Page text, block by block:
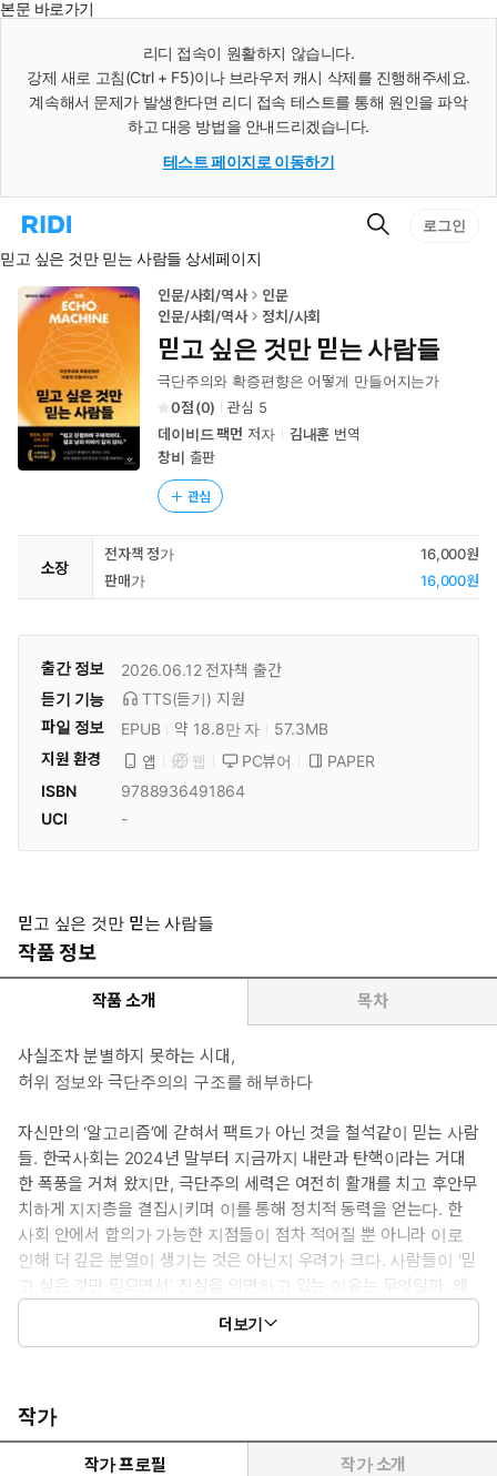
본문 바로가기
리디 접속이 원활하지 않습니다.
강제 새로 고침(Ctrl + F5)이나 브라우저 캐시 삭제를 진행해주세요.
계속해서 문제가 발생한다면 리디 접속 테스트를 통해 원인을 파악
하고 대응 방법을 안내드리겠습니다.
테스트 페이지로 이동하기
리
홈
로
이
동
검
로그인
믿고 싶은 것만 믿는 사람들 상세페이지
인문/사회/역사
인문
인문/사회/역사
정치/사회
믿고 싶은 것만 믿는 사람들
극단주의와 확증편향은 어떻게 만들어지는가
0
(0) 관심 5
데이비드 팩먼 저자 김내훈 번역
창비 출판
관심
소장
전자책 정가
16,000원
판매가
16,000원
출간 정보 2026.06.12 전자책 출간
듣기 기능
TTS(듣기) 지원
파일 정보
EPUB 약 18.8만 자
57.3MB
지원 환경
앱 웹 PC뷰어
PAPER
ISBN
9788936491864
UCI
-
믿고 싶은 것만 믿는 사람들
작품 정보
작품 소개 목차
사실조차 분별하지 못하는 시대,
허위 정보와 극단주의의 구조를 해부하다
자신만의 ‘알고리즘’에 갇혀서 팩트가 아닌 것을 철석같이 믿는 사람
들. 한국사회는 2024년 말부터 지금까지 내란과 탄핵이라는 거대
한 폭풍을 거쳐 왔지만, 극단주의 세력은 여전히 활개를 치고 후안무
치하게 지지층을 결집시키며 이를 통해 정치적 동력을 얻는다. 한
사회 안에서 합의가 가능한 지점들이 점차 적어질 뿐 아니라 이로
인해 더 깊은 분열이 생기는 것은 아닌지 우려가 크다. 사람들이 ‘믿
고 싶은 것만 믿으면서’ 진실을 외면하고 있는 이유는 무엇일까. 왜
점점 더 팩트와 가짜뉴스를 분별하지 못하거나 그럴 이유를 느끼지
못하고, 허위로 가득 찬 자기만의 필터 버블에 갇히고 마는 것일까.
Echo Machine)에서 지금의 사회는 에코 체임버 현상을 넘어서서
‘에코 머신’이라고 불릴 법한 확증 편향을 일으키는 기계가 되어버렸
음을 설파한다. 국가 내 사법 시스템, 의회와 선거제도의 문제점, 언
더보기
작가
작가 프로필 작가 소개